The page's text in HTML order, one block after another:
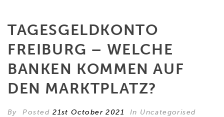
TAGESGELDKONTO
FREIBURG – WELCHE
BANKEN KOMMEN AUF
DEN MARKTPLATZ?
By Posted21st October 2021 In Uncategorised